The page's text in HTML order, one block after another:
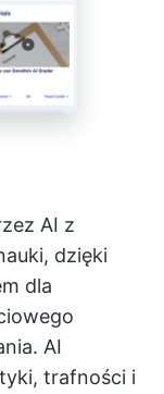
AI z
dzięki
dla
AI
trafności i